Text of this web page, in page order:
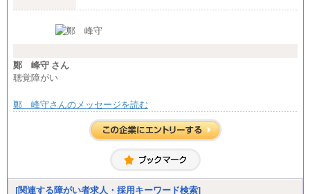
月給370,000円～
ます。
鄭 峰守 さん
聴覚障がい
鄭 峰守さんのメッセージを読む
[関連する障がい者求人・採用キーワード検索]